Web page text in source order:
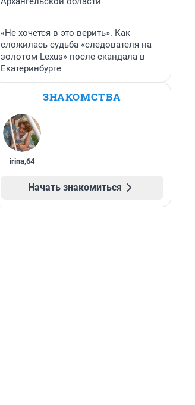
«Не хочется в это верить». Как
сложилась судьба «следователя на
золотом Lexus» после скандала в
Екатеринбурге
ЗНАКОМСТВА
irina,64
Начать знакомиться